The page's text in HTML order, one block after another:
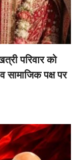
परिवार को
सामाजिक पक्ष पर